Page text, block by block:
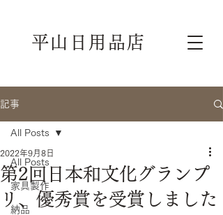
平山日用品店
記事
All Posts
家具製作
納品
All Posts
第2回日本和文化グランプ
リ、優秀賞を受賞しました
2022年9月8日